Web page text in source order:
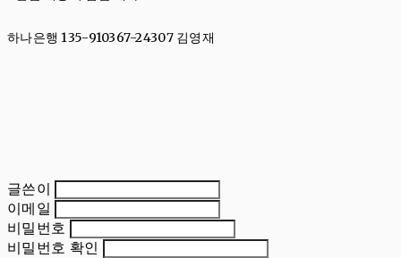
하나은행 135-910367-24307 김영재
글쓴이
이메일
비밀번호
비밀번호 확인